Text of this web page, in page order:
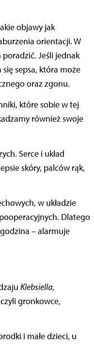
objawy jak
orientacji. W
Jeśli jednak
sepsa, która może
oraz zgonu.
które sobie w tej
również swoje
Serce i układ
skóry, palców rąk,
w układzie
Dlatego
– alarmuje
Klebsiella,
gronkowce,
i małe dzieci, u